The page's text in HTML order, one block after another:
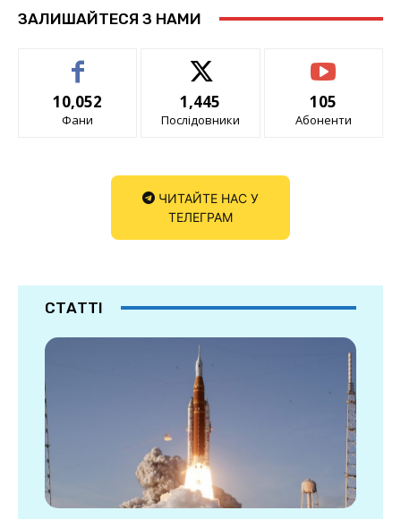
ЗАЛИШАЙТЕСЯ З НАМИ
10,052
Фани
1,445
Послідовники
105
Абоненти
ЧИТАЙТЕ НАС У
ТЕЛЕГРАМ
СТАТТІ